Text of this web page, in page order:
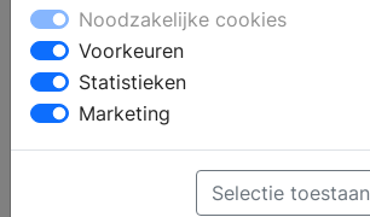
Noodzakelijke cookies
Voorkeuren
Statistieken
Marketing
Selectie toestaan